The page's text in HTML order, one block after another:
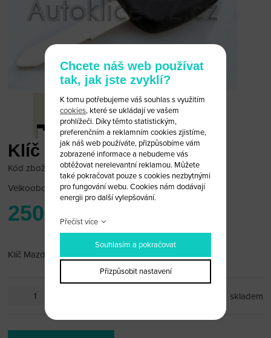
Klíč Mazda 4D
Kód zboží: Mazda 2
Velkoobchodní cena:po přihlášení
250 Kč
Klíč Mazda 4D
skladem
Chcete náš web používat
tak, jak jste zvyklí?
K tomu potřebujeme váš souhlas s využitím
cookies, které se ukládají ve vašem
prohlížeči. Díky těmto statistickým,
preferenčním a reklamním cookies zjistíme,
jak náš web používáte, přizpůsobíme vám
zobrazené informace a nebudeme vás
obtěžovat nerelevantní reklamou. Můžete
také pokračovat pouze s cookies nezbytnými
pro fungování webu. Cookies nám dodávají
energii pro další vylepšování.
Přečíst více
Souhlasím a pokračovat
Přizpůsobit nastavení